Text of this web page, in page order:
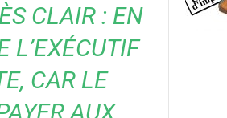
CLAIR : EN
L’EXÉCUTIF
CAR LE
AUX